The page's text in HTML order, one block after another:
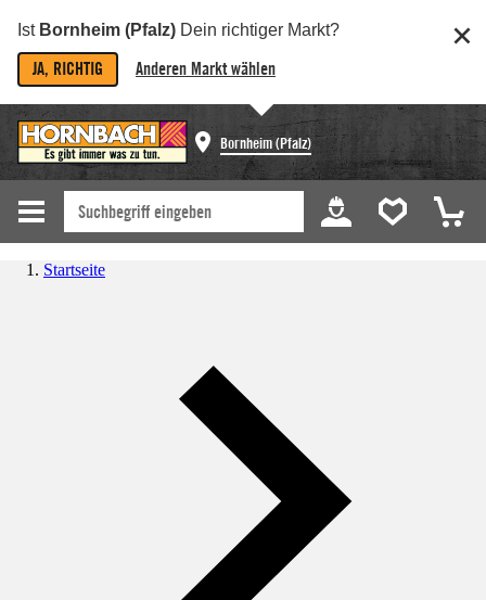
Ist Bornheim (Pfalz) Dein richtiger Markt?
JA, RICHTIG Anderen Markt wählen
Bornheim (Pfalz)
Startseite